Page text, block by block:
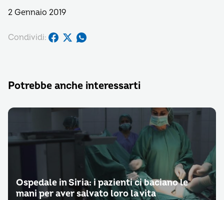
2 Gennaio 2019
Condividi:
Potrebbe anche interessarti
Ospedale in Siria: i pazienti ci baciano le
mani per aver salvato loro la vita